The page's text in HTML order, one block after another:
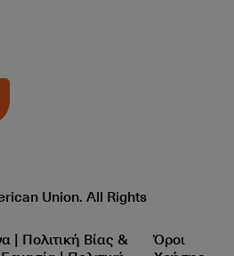
Union. All Rights
| Πολιτική Βίας &
Όροι